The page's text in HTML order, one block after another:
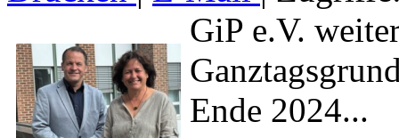
GiP e.V.
Ende 2024...